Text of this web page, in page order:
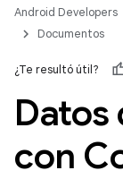
Android Developers
Documentos
¿Te resultó útil?
Datos
con